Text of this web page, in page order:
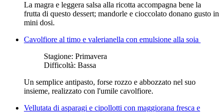
La magra e leggera salsa alla ricotta accompagna bene la
frutta di questo dessert; mandorle e cioccolato donano gusto in
mini dosi.
Cavolfiore al timo e valerianella con emulsione alla soia
Stagione: Primavera
Difficoltà: Bassa
Un semplice antipasto, forse rozzo e abbozzato nel suo
insieme, realizzato con l'umile cavolfiore.
Vellutata di asparagi e cipollotti con maggiorana fresca e